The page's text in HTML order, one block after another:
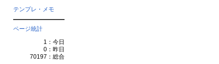
テンプレ・メモ
ページ統計
1：今日
0：昨日
70197：総合